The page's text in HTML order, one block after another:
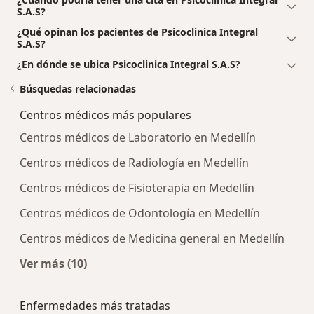
S.A.S?
¿Qué opinan los pacientes de Psicoclinica Integral
S.A.S?
¿En dónde se ubica Psicoclinica Integral S.A.S?
Búsquedas relacionadas
Centros médicos más populares
Centros médicos de Laboratorio en Medellín
Centros médicos de Radiología en Medellín
Centros médicos de Fisioterapia en Medellín
Centros médicos de Odontología en Medellín
Centros médicos de Medicina general en Medellín
Ver más (10)
Enfermedades más tratadas